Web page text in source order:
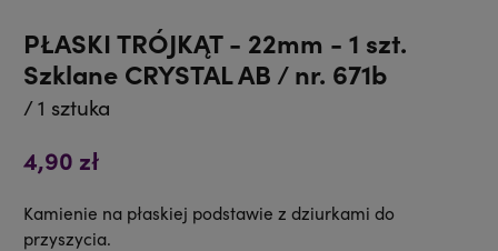
PŁASKI TRÓJKĄT - 22mm - 1 szt.
Szklane CRYSTAL AB / nr. 671b
/ 1 sztuka
4,90 zł
Kamienie na płaskiej podstawie z dziurkami do
przyszycia.